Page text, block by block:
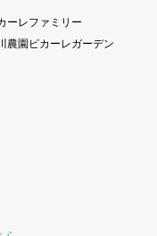
ーレファミリー
農園ピカーレガーデン